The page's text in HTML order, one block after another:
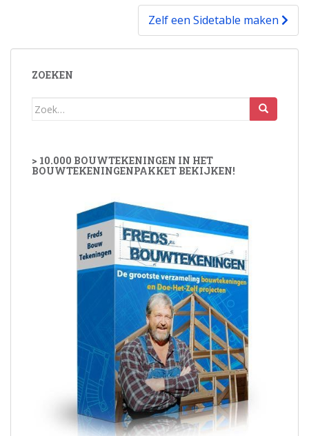
Zelf een Sidetable maken
ZOEKEN
Zoek
> 10.000 BOUWTEKENINGEN IN HET
BOUWTEKENINGENPAKKET BEKIJKEN!